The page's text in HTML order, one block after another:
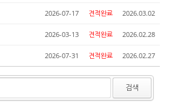
2026-07-17 견적완료 2026.03.02
2026-03-13 견적완료 2026.02.28
2026-07-31 견적완료 2026.02.27
검색